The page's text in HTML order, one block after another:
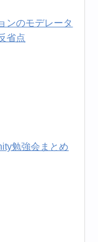
ンのモデレータ
省点
勉強会まとめ